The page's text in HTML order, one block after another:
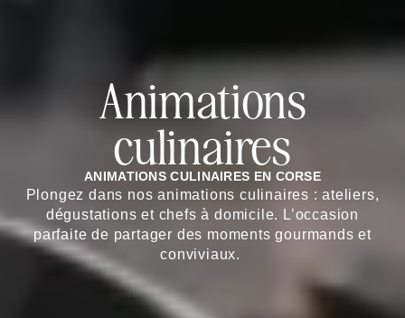
ANIMATIONS CULINAIRES EN CORSE
Animations
culinaires
Plongez dans nos animations culinaires : ateliers,
dégustations et chefs à domicile. L’occasion
parfaite de partager des moments gourmands et
conviviaux.